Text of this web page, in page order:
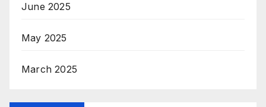
June 2025
May 2025
March 2025